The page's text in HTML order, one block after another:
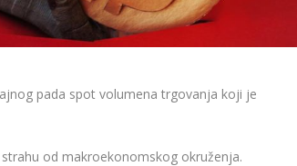
pada spot volumena trgovanja koji je
od makroekonomskog okruženja.